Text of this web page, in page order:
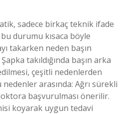
sadece birkaç teknik ifade
durumu kısaca böyle
takarken neden başın
takıldığında başın arka
çeşitli nedenlerden
arasında: Ağrı sürekli
başvurulması önerilir.
koyarak uygun tedavi